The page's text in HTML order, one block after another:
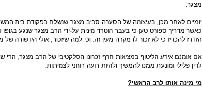
מצגר.
יומיים לאחר מכן, בעיצומה של הסערה סביב מצגר שנשלח בפקודת בית
כאשר מדריך ספורט טען כי בעבר הוטרד מינית על-ידי הרב מצגר שנגע בגופו
הזדרז להכריז כי לא זכור לו מקרה מעין זה. וכי למה שיזכור, אולי היו שורה של
אם אומנם אירע הליטוף במציאות חרף זכרונו הסלקטיבי של הרב מצגר,
לדין פלילי ומונעת ממנו להמשיך ולהיות רועה רוחני לצמיתות.
מי מינה אותו לרב הראשי?